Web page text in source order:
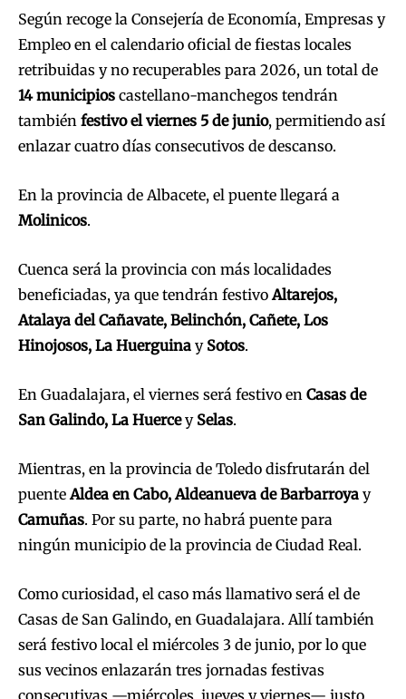
Según recoge la Consejería de Economía, Empresas y
Empleo en el calendario oficial de fiestas locales
retribuidas y no recuperables para 2026, un total de
14 municipios castellano-manchegos tendrán
también festivo el viernes 5 de junio, permitiendo así
enlazar cuatro días consecutivos de descanso.
En la provincia de Albacete, el puente llegará a
Molinicos.
Cuenca será la provincia con más localidades
beneficiadas, ya que tendrán festivo Altarejos,
Atalaya del Cañavate, Belinchón, Cañete, Los
Hinojosos, La Huerguina y Sotos.
En Guadalajara, el viernes será festivo en Casas de
San Galindo, La Huercey Selas.
Mientras, en la provincia de Toledo disfrutarán del
puente Aldea en Cabo, Aldeanueva de Barbarroya y
Camuñas. Por su parte, no habrá puente para
ningún municipio de la provincia de Ciudad Real.
Como curiosidad, el caso más llamativo será el de
Casas de San Galindo, en Guadalajara. Allí también
será festivo local el miércoles 3 de junio, por lo que
sus vecinos enlazarán tres jornadas festivas
consecutivas —miércoles, jueves y viernes— justo